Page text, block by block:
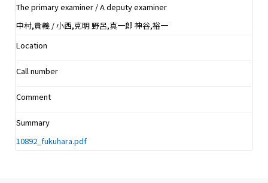
The primary examiner / A deputy examiner
中村,貴義 / 小西,克明 野呂,真一郎 神谷,裕一
Location
Call number
Comment
Summary
10892_fukuhara.pdf